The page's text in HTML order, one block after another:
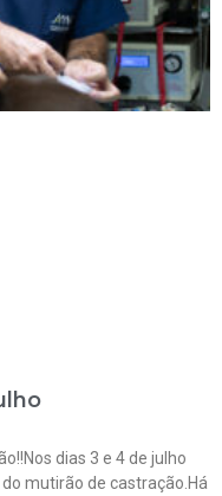
dias 3 e 4 de julho
mutirão de castração.Há